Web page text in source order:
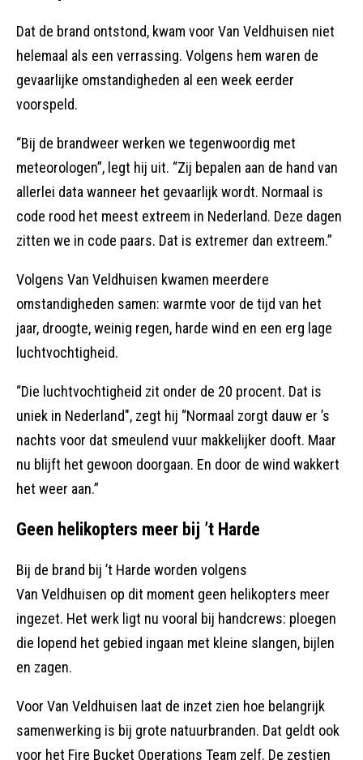
Dat de brand ontstond, kwam voor Van Veldhuisen niet
helemaal als een verrassing. Volgens hem waren de
gevaarlijke omstandigheden al een week eerder
voorspeld.
“Bij de brandweer werken we tegenwoordig met
meteorologen”, legt hij uit. “Zij bepalen aan de hand van
allerlei data wanneer het gevaarlijk wordt. Normaal is
code rood het meest extreem in Nederland. Deze dagen
zitten we in code paars. Dat is extremer dan extreem.”
Volgens Van Veldhuisen kwamen meerdere
omstandigheden samen: warmte voor de tijd van het
jaar, droogte, weinig regen, harde wind en een erg lage
luchtvochtigheid.
“Die luchtvochtigheid zit onder de 20 procent. Dat is
uniek in Nederland", zegt hij “Normaal zorgt dauw er ’s
nachts voor dat smeulend vuur makkelijker dooft. Maar
nu blijft het gewoon doorgaan. En door de wind wakkert
het weer aan.”
Geen helikopters meer bij ’t Harde
Bij de brand bij ’t Harde worden volgens
Van Veldhuisen op dit moment geen helikopters meer
ingezet. Het werk ligt nu vooral bij handcrews: ploegen
die lopend het gebied ingaan met kleine slangen, bijlen
en zagen.
Voor Van Veldhuisen laat de inzet zien hoe belangrijk
samenwerking is bij grote natuurbranden. Dat geldt ook
voor het Fire Bucket Operations Team zelf. De zestien